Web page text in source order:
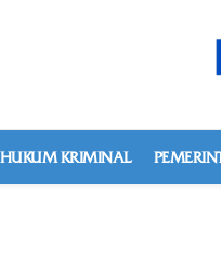
HUKUM KRIMINAL